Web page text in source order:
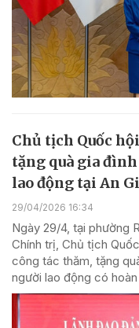
Chủ tịch Quốc
tặng quà gia
lao động tại An
29/04/2026 16:34
Ngày 29/4, tại phường
Chính trị, Chủ tịch
công tác thăm, tặng
người lao động có